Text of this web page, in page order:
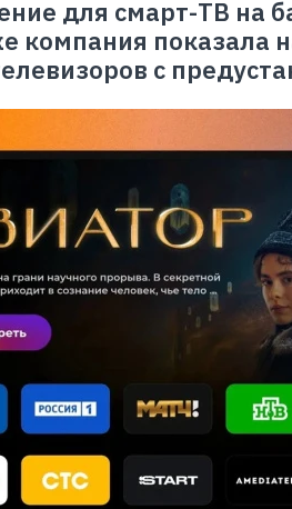
для смарт-ТВ на
компания показала
с